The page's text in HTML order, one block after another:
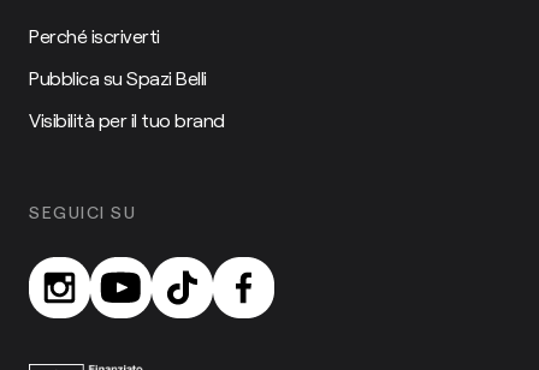
Perché iscriverti
Pubblica su Spazi Belli
Visibilità per il tuo brand
SEGUICI SU